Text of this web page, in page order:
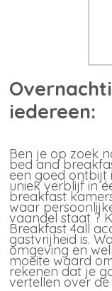
iedereen:
Ben je op zoek
bed and
een goed ontbijt
uniek verblijf in
breakfast
waar
vaandel staat ?
Breakfast 4all
gastvrijheid is.
omgeving en
moeite waard
rekenen dat je
vertellen over